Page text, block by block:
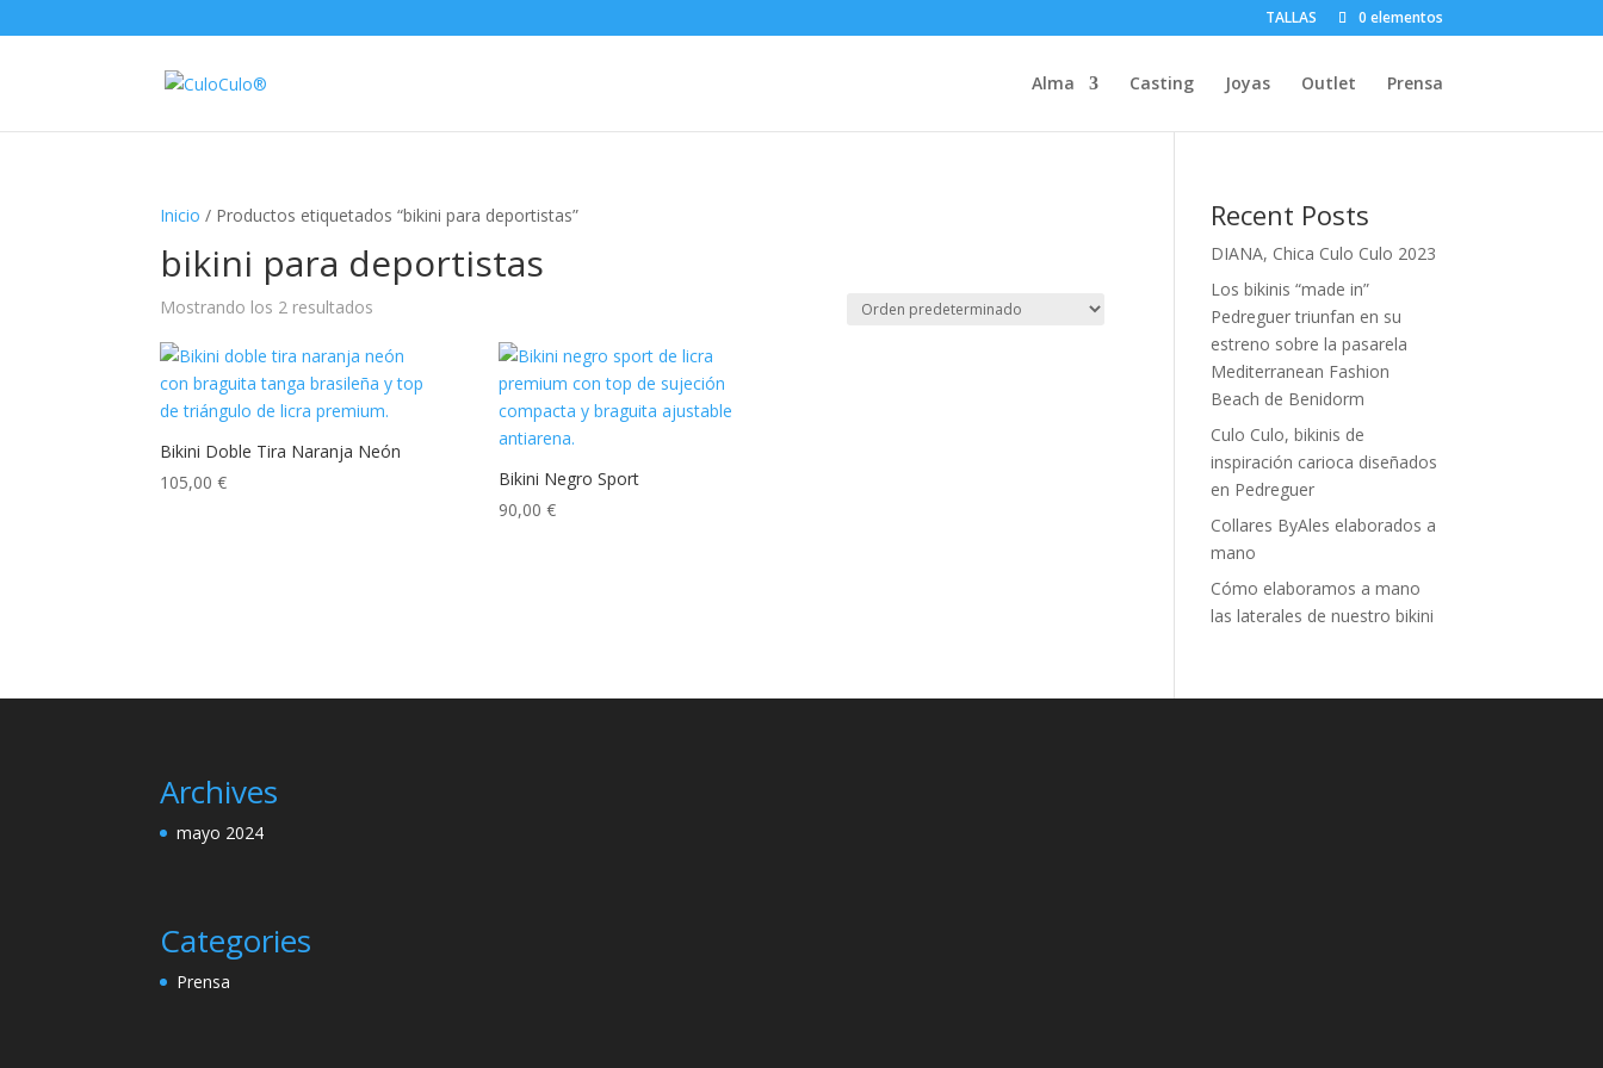
TALLAS 0 elementos
Alma Casting Joyas Outlet Prensa
Inicio / Productos etiquetados “bikini para deportistas”
bikini para deportistas
Mostrando los 2 resultados
Bikini Doble Tira Naranja Neón
105,00€
Bikini Negro Sport
90,00 €
Recent Posts
DIANA, Chica Culo Culo 2023
Los bikinis “made in”
Pedreguer triunfan en su
estreno sobre la pasarela
Mediterranean Fashion
Beach de Benidorm
Culo Culo, bikinis de
inspiración carioca diseñados
en Pedreguer
Collares ByAles elaborados a
mano
Cómo elaboramos a mano
las laterales de nuestro bikini
Archives
mayo 2024
Categories
Prensa